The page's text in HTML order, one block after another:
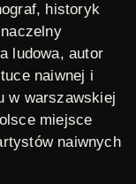
historyk
ludowa, autor
naiwnej i
w warszawskiej
miejsce
naiwnych